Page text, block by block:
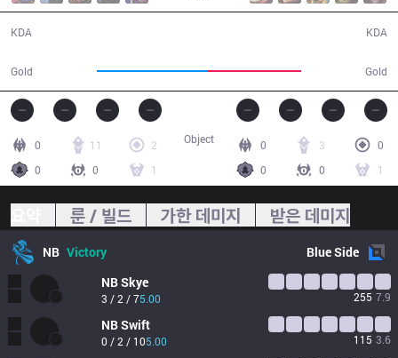
KDA
Gold Gold
KDA
0 11
2
0
0 1
0 3
0
0
0 1
Object
룬 / 빌드 가한 데미지 받은 데미지
NB Victory BlueSide
NBSkye
3 / 2 / 75.00 255 7.9
NBSwift
0 / 2 / 105.00 115 3.6